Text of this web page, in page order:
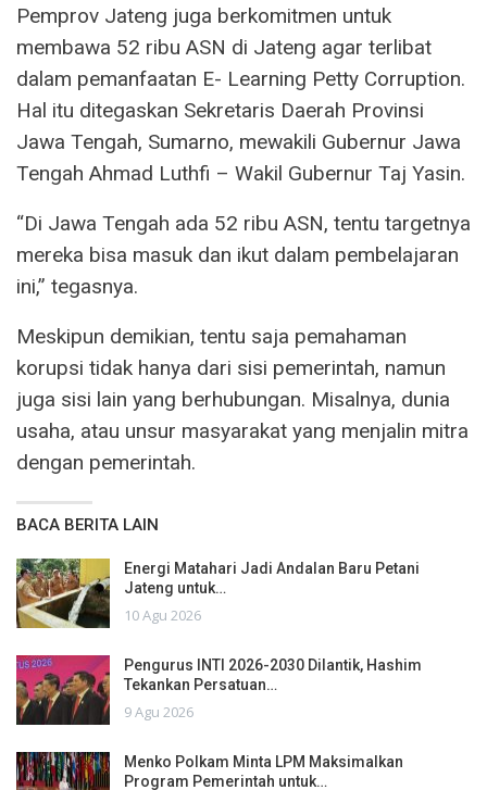
Pemprov Jateng juga berkomitmen untuk
membawa 52 ribu ASN di Jateng agar terlibat
dalam pemanfaatan E- Learning Petty Corruption.
Hal itu ditegaskan Sekretaris Daerah Provinsi
Jawa Tengah, Sumarno, mewakili Gubernur Jawa
Tengah Ahmad Luthfi – Wakil Gubernur Taj Yasin.
“Di Jawa Tengah ada 52 ribu ASN, tentu targetnya
mereka bisa masuk dan ikut dalam pembelajaran
ini,” tegasnya.
Meskipun demikian, tentu saja pemahaman
korupsi tidak hanya dari sisi pemerintah, namun
juga sisi lain yang berhubungan. Misalnya, dunia
usaha, atau unsur masyarakat yang menjalin mitra
dengan pemerintah.
BACA BERITA LAIN
Energi Matahari Jadi Andalan Baru Petani
Jateng untuk…
10 Agu 2026
Pengurus INTI 2026-2030 Dilantik, Hashim
Tekankan Persatuan…
9 Agu 2026
Menko Polkam Minta LPM Maksimalkan
Program Pemerintah untuk…